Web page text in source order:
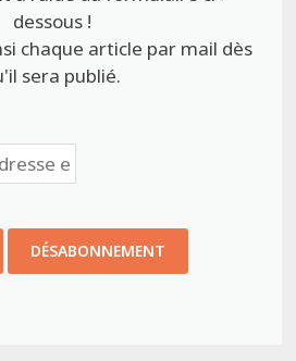
dessous !
chaque article par mail dès
sera publié.